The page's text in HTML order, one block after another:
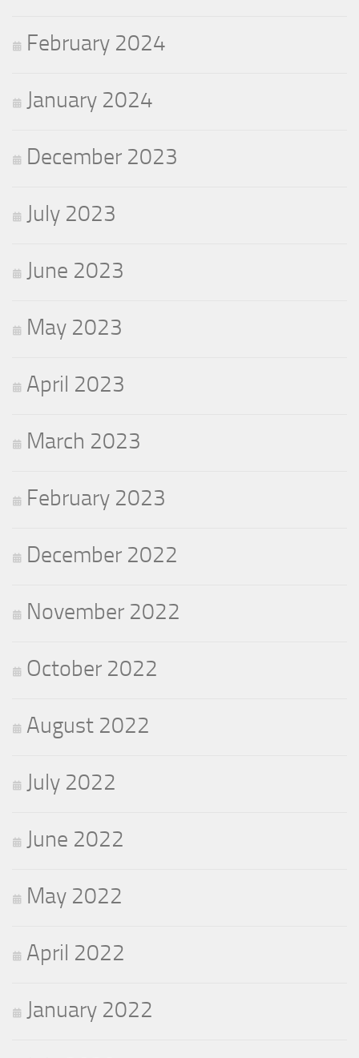
February 2024
January 2024
December 2023
July 2023
June 2023
May 2023
April 2023
March 2023
February 2023
December 2022
November 2022
October 2022
August 2022
July 2022
June 2022
May 2022
April 2022
January 2022